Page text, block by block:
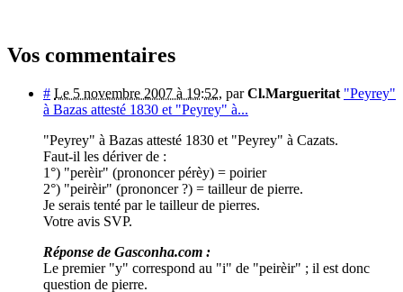
Vos commentaires
# Le 5 novembre 2007 à 19:52, parCl.Margueritat "Peyrey"
à Bazas attesté 1830 et "Peyrey" à...
"Peyrey" à Bazas attesté 1830 et "Peyrey" à Cazats.
Faut-il les dériver de :
1°) "perèir" (prononcer pérèy) = poirier
2°) "peirèir" (prononcer ?) = tailleur de pierre.
Je serais tenté par le tailleur de pierres.
Votre avis SVP.
Réponse de Gasconha.com :
Le premier "y" correspond au "i" de "peirèir" ; il est donc
question de pierre.